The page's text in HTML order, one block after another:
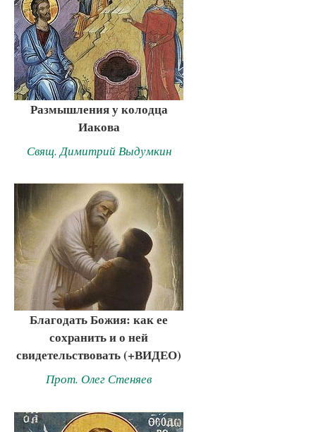
Размышления у колодца
Иакова
Свящ. Димитрий Выдумкин
Благодать Божия: как ее
сохранить и о ней
свидетельствовать (+ВИДЕО)
Прот. Олег Стеняев